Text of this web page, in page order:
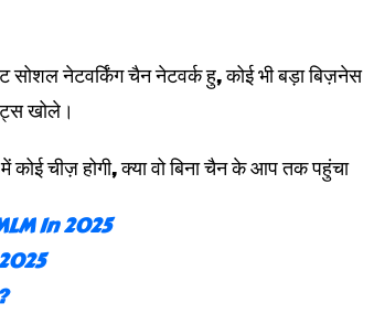
नेटवर्किंग चैन नेटवर्क हु, कोई भी बड़ा बिज़नेस
खोले।
चीज़ होगी, क्या वो बिना चैन के आप तक पहुंचा
In 2025